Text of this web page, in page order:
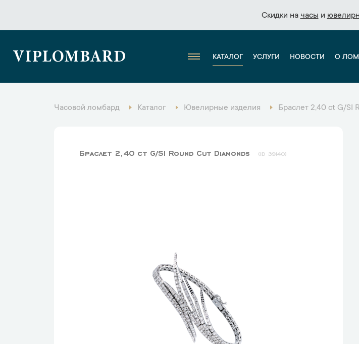
Скидки на часы и
Скидки на часы и
VIPLOMBARD КАТАЛОГ УСЛУГИ НОВОСТИ О
Часовой ломбард Каталог Ювелирные изделия Браслет 2,40 ct G/SI
Браслет 2,40 ct G/SI Round Cut Diamonds 39140